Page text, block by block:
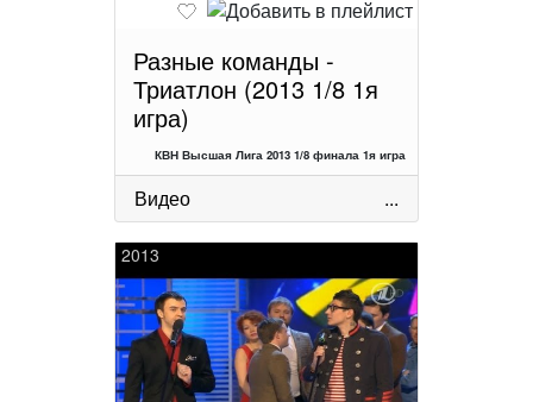
Разные команды -
Триатлон (2013 1/8 1я
игра)
КВН Высшая Лига 2013 1/8 финала 1я игра
Видео ...
2013